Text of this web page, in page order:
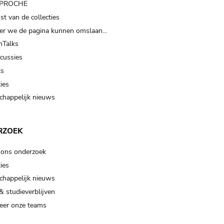
van de collecties
we de pagina kunnen omslaan…
nieuws
onderzoek
nieuws
studieverblijven
onze teams